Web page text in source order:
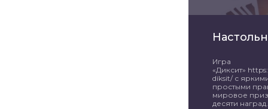
Игра
«Диксит»
diksit/ с
простыми
мировое
десяти